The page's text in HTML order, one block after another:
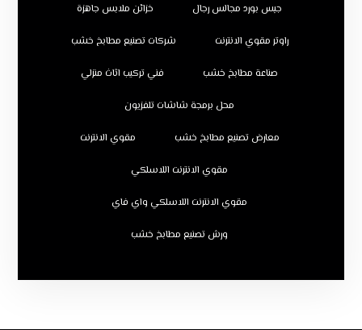
جبس بورد مجالس رجال خزائن ملابس جاهزة
راوتر مقوي الانترنت شركات تصنيع مطابخ خشب
صناعة مطابخ خشب فني تركيب اثاث منزلي
محل برمجة شاشات تلفزيون
معارض تصنيع مطابخ خشب مقوي الانترنت
مقوي الانترنت اللاسلكي
مقوي الانترنت اللاسلكي واي فاي
ورش تصنيع مطابخ خشب